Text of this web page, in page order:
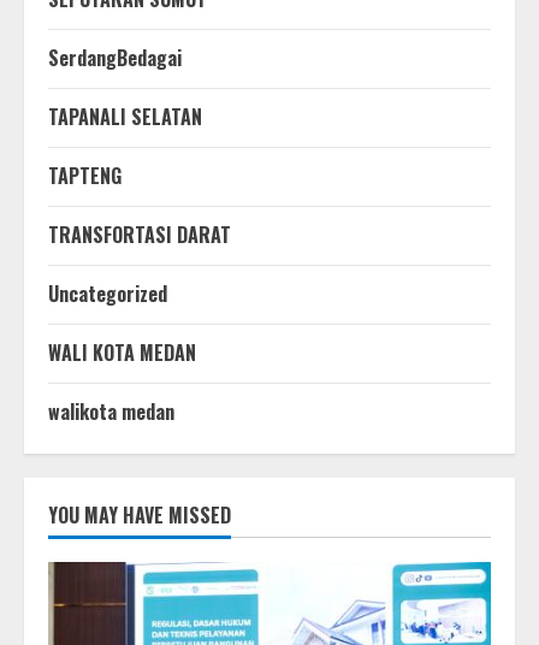
SerdangBedagai
TAPANALI SELATAN
TAPTENG
TRANSFORTASI DARAT
Uncategorized
WALI KOTA MEDAN
walikota medan
YOU MAY HAVE MISSED